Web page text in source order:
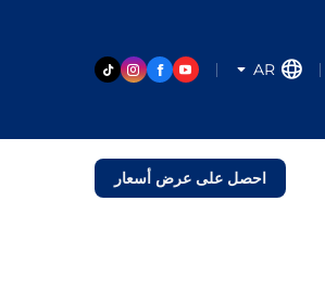
AR
احصل على عرض أسعار